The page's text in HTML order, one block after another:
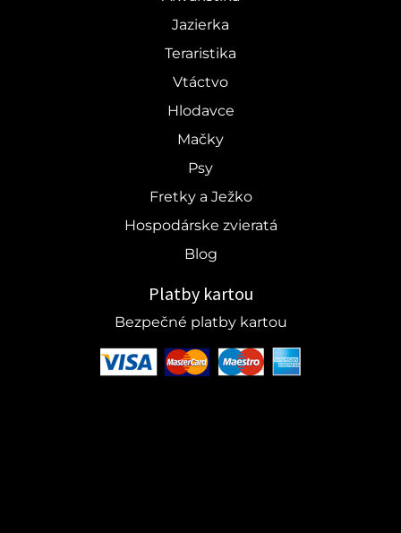
Jazierka
Teraristika
Vtáctvo
Hlodavce
Mačky
Psy
Fretky a Ježko
Hospodárske zvieratá
Blog
Platby kartou
Bezpečné platby kartou